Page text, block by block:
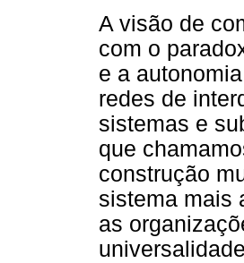
A visão de
com o
e a
redes de
sistemas e
que
construção
sistema mais
as